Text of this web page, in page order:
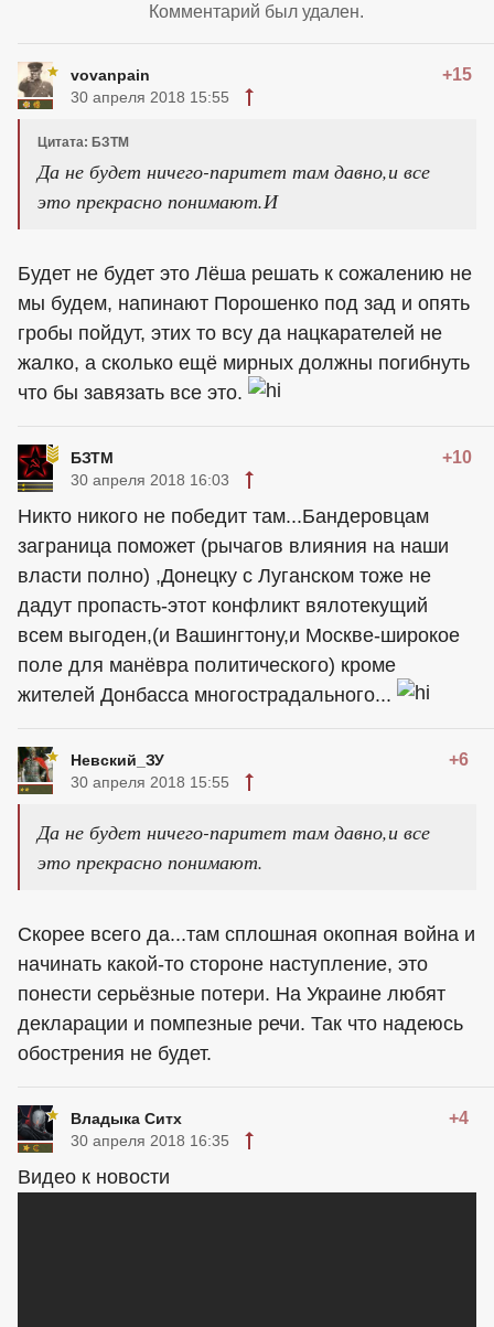
Комментарий был удален.
vovanpain +15
30 апреля 2018 15:55
Цитата: БЗТМ
Да не будет ничего-паритет там давно,и все
это прекрасно понимают.И
Будет не будет это Лёша решать к сожалению не
мы будем, напинают Порошенко под зад и опять
гробы пойдут, этих то всу да нацкарателей не
жалко, а сколько ещё мирных должны погибнуть
что бы завязать все это.
БЗТМ +10
30 апреля 2018 16:03
Никто никого не победит там...Бандеровцам
заграница поможет (рычагов влияния на наши
власти полно) ,Донецку с Луганском тоже не
дадут пропасть-этот конфликт вялотекущий
всем выгоден,(и Вашингтону,и Москве-широкое
поле для манёвра политического) кроме
жителей Донбасса многострадального...
Невский_ЗУ +6
30 апреля 2018 15:55
Да не будет ничего-паритет там давно,и все
это прекрасно понимают.
Скорее всего да...там сплошная окопная война и
начинать какой-то стороне наступление, это
понести серьёзные потери. На Украине любят
декларации и помпезные речи. Так что надеюсь
обострения не будет.
Владыка Ситх +4
30 апреля 2018 16:35
Видео к новости